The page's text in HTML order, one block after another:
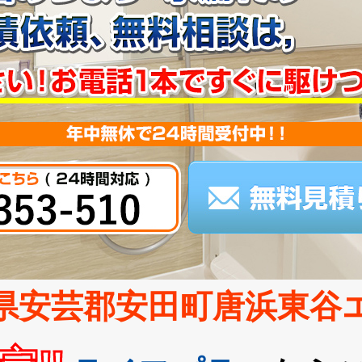
安芸郡安田町唐浜東谷